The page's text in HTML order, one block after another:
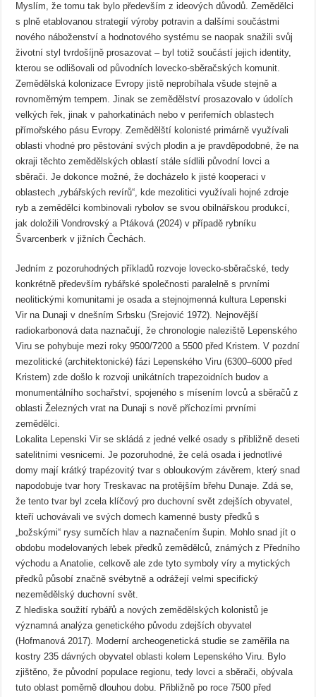
Myslím, že tomu tak bylo především z ideových důvodů. Zemědělci
s plně etablovanou strategií výroby potravin a dalšími součástmi
nového náboženství a hodnotového systému se naopak snažili svůj
životní styl tvrdošíjně prosazovat – byl totiž součástí jejich identity,
kterou se odlišovali od původních lovecko-sběračských komunit.
Zemědělská kolonizace Evropy jistě neprobíhala všude stejně a
rovnoměrným tempem. Jinak se zemědělství prosazovalo v údolích
velkých řek, jinak v pahorkatinách nebo v periferních oblastech
přímořského pásu Evropy. Zemědělští kolonisté primárně využívali
oblasti vhodné pro pěstování svých plodin a je pravděpodobné, že na
okraji těchto zemědělských oblastí stále sídlili původní lovci a
sběrači. Je dokonce možné, že docházelo k jisté kooperaci v
oblastech „rybářských revírů“, kde mezolitici využívali hojné zdroje
ryb a zemědělci kombinovali rybolov se svou obilnářskou produkcí,
jak doložili Vondrovský a Ptáková (2024) v případě rybníku
Švarcenberk v jižních Čechách.
Jedním z pozoruhodných příkladů rozvoje lovecko-sběračské, tedy
konkrétně především rybářské společnosti paralelně s prvními
neolitickými komunitami je osada a stejnojmenná kultura Lepenski
Vir na Dunaji v dnešním Srbsku (Srejović 1972). Nejnovější
radiokarbonová data naznačují, že chronologie naleziště Lepenského
Viru se pohybuje mezi roky 9500/7200 a 5500 před Kristem. V pozdní
mezolitické (architektonické) fázi Lepenského Viru (6300–6000 před
Kristem) zde došlo k rozvoji unikátních trapezoidních budov a
monumentálního sochařství, spojeného s mísením lovců a sběračů z
oblasti Železných vrat na Dunaji s nově příchozími prvními
zemědělci.
Lokalita Lepenski Vir se skládá z jedné velké osady s přibližně deseti
satelitními vesnicemi. Je pozoruhodné, že celá osada i jednotlivé
domy mají krátký trapézovitý tvar s obloukovým závěrem, který snad
napodobuje tvar hory Treskavac na protějším břehu Dunaje. Zdá se,
že tento tvar byl zcela klíčový pro duchovní svět zdejších obyvatel,
kteří uchovávali ve svých domech kamenné busty předků s
„božskými“ rysy sumčích hlav a naznačením šupin. Mohlo snad jít o
obdobu modelovaných lebek předků zemědělců, známých z Předního
východu a Anatolie, celkově ale zde tyto symboly víry a mytických
předků působí značně svébytně a odrážejí velmi specifický
nezemědělský duchovní svět.
Z hlediska soužití rybářů a nových zemědělských kolonistů je
významná analýza genetického původu zdejších obyvatel
(Hofmanová 2017). Moderní archeogenetická studie se zaměřila na
kostry 235 dávných obyvatel oblasti kolem Lepenského Viru. Bylo
zjištěno, že původní populace regionu, tedy lovci a sběrači, obývala
tuto oblast poměrně dlouhou dobu. Přibližně po roce 7500 před